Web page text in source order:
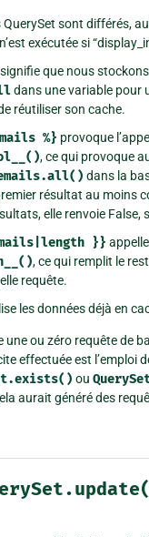
sont différés,
exécutée si
signifie que nous stockons
dans une variable pour
réutiliser son cache.
%} provoque
, ce qui provoque
dans la
résultat au moins
elle renvoie False,
}} appelle
, ce qui remplit le
requête.
les données déjà en
ou zéro requête de
effectuée est l’emploi
ou
aurait généré des